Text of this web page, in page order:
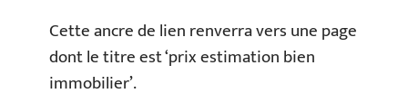
Cette ancre de lien renverra vers une page
dont le titre est ‘prix estimation bien
immobilier’.